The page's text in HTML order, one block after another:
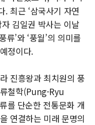
최근 ‘삼국사기 자연
김일권 박사는 이날
류’와 ‘풍월’의 의미를
정이다.
진흥왕과 최치원의 풍
철학(Pung-Ryu
를 단순한 전통문화 개
연결하는 미래 문명의